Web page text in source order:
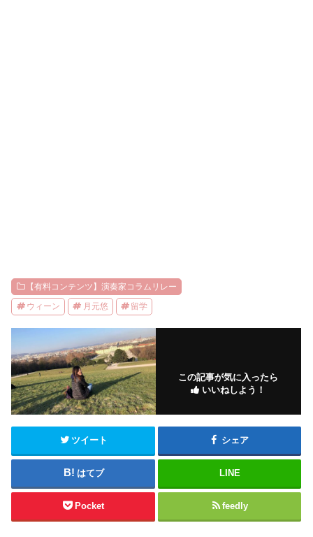
【有料コンテンツ】演奏家コラムリレー
ウィーン 月元悠 留学
この記事が気に入ったら
いいねしよう！
ツイート シェア
はてブ LINE
Pocket feedly